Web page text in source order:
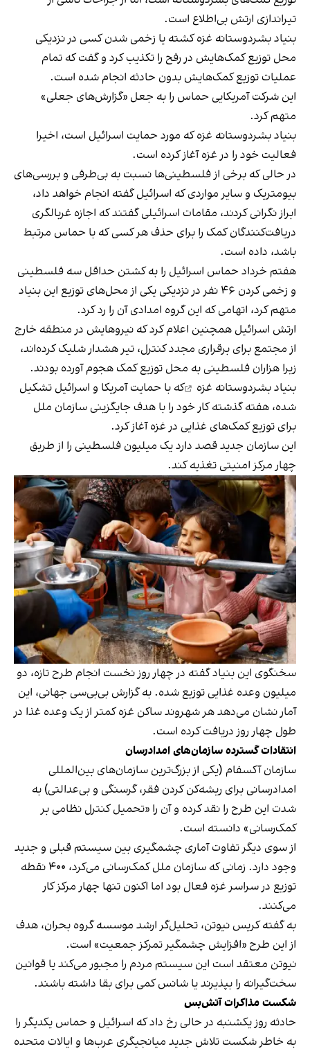
تیراندازی ارتش بی‌اطلاع است.
بنیاد بشردوستانه غزه کشته یا زخمی شدن کسی در نزدیکی
محل توزیع کمک‌هایش در رفح را تکذیب کرد و گفت که تمام
عملیات توزیع کمک‌هایش بدون حادثه انجام شده است.
این شرکت آمریکایی حماس را به جعل «گزارش‌های جعلی»
متهم کرد.
بنیاد بشردوستانه غزه که مورد حمایت اسرائیل است، اخیرا
فعالیت خود را در غزه آغاز کرده است.
در حالی که برخی از فلسطینی‌ها نسبت به بی‌طرفی و بررسی‌های
بیومتریک و سایر مواردی که اسرائیل گفته انجام خواهد داد،
ابراز نگرانی کردند، مقامات اسرائیلی گفتند که اجازه غربالگری
دریافت‌کنندگان کمک را برای حذف هر کسی که با حماس مرتبط
باشد، داده است.
هفتم خرداد حماس اسرائیل را به کشتن حداقل سه فلسطینی
و زخمی کردن ۴۶ نفر در نزدیکی یکی از محل‌های توزیع این بنیاد
متهم کرد، اتهامی که این گروه امدادی آن را رد کرد.
ارتش اسرائیل همچنین اعلام کرد که نیروهایش در منطقه خارج
از مجتمع برای برقراری مجدد کنترل، تیر هشدار شلیک کرده‌اند،
زیرا هزاران فلسطینی به محل توزیع کمک هجوم آورده بودند.
بنیاد بشردوستانه غزه
که با حمایت آمریکا و اسرائیل تشکیل
شده، هفته گذشته کار خود را با هدف جایگزینی سازمان ملل
برای توزیع کمک‌های غذایی در غزه آغاز کرد.
این سازمان جدید قصد دارد یک میلیون فلسطینی را از طریق
چهار مرکز امنیتی تغذیه کند.
سخنگوی این بنیاد گفته در چهار روز نخست انجام طرح تازه، دو
میلیون وعده غذایی توزیع شده. به گزارش بی‌بی‌سی جهانی، این
آمار نشان می‌دهد هر شهروند ساکن غزه کمتر از یک وعده غذا در
طول چهار روز دریافت کرده است.
انتقادات گسترده سازمان‌های امدادرسان
سازمان آکسفام (یکی از بزرگ‌ترین سازمان‌های بین‌المللی
امدادرسانی برای ریشه‌کن کردن فقر، گرسنگی و بی‌عدالتی) به
شدت این طرح را نقد کرده و آن را «تحمیل کنترل نظامی بر
کمک‌رسانی» دانسته است.
از سوی دیگر تفاوت آماری چشمگیری بین سیستم قبلی و جدید
وجود دارد. زمانی که سازمان ملل کمک‌رسانی می‌کرد، ۴۰۰ نقطه
توزیع در سراسر غزه فعال بود اما اکنون تنها چهار مرکز کار
می‌کنند.
به گفته کریس نیوتن، تحلیل‌گر ارشد موسسه گروه بحران، هدف
از این طرح «افزایش چشمگیر تمرکز جمعیت» است.
نیوتن معتقد است این سیستم مردم را مجبور می‌کند یا قوانین
سخت‌گیرانه را بپذیرند یا شانس کمی برای بقا داشته باشند.
شکست مذاکرات آتش‌بس
حادثه روز یکشنبه در حالی رخ داد که اسرائیل و حماس یکدیگر را
به خاطر شکست تلاش جدید میانجیگری عرب‌ها و ایالات متحده